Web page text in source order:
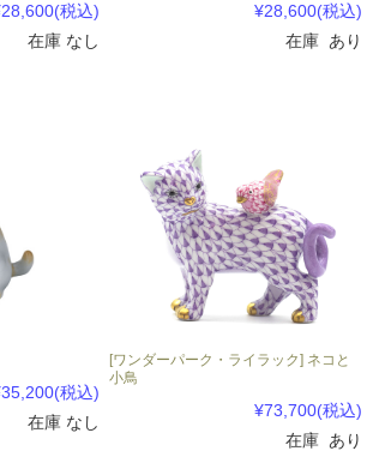
(税込)
在庫 なし
¥28,600(税込)
在庫 あり
(税込)
在庫 なし
[ワンダーパーク・ライラック] ネコと
小鳥
¥73,700(税込)
在庫 あり